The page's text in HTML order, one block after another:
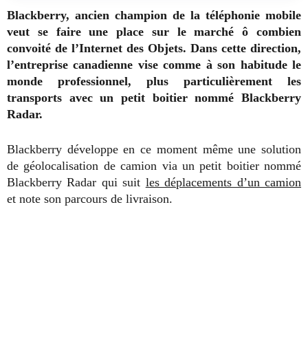
Blackberry, ancien champion de la téléphonie mobile
veut se faire une place sur le marché ô combien
convoité de l’Internet des Objets. Dans cette direction,
l’entreprise canadienne vise comme à son habitude le
monde professionnel, plus particulièrement les
transports avec un petit boitier nommé Blackberry
Radar.
Blackberry développe en ce moment même une solution
de géolocalisation de camion via un petit boitier nommé
Blackberry Radar qui suit les déplacements d’un camion
et note son parcours de livraison.